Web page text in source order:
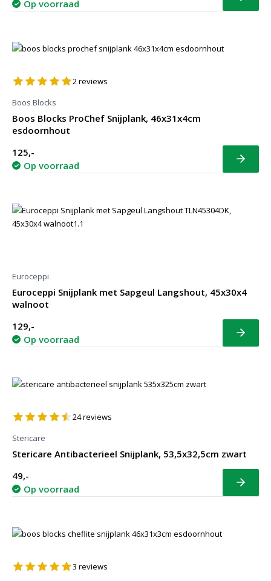
Op voorraad
2reviews
Boos Blocks
Boos Blocks ProChef Snijplank, 46x31x4cm
esdoornhout
125,-
Op voorraad
Bekijk
Euroceppi
Euroceppi Snijplank met Sapgeul Langshout, 45x30x4
walnoot
129,-
Op voorraad
Bekijk
24reviews
Stericare
Stericare Antibacterieel Snijplank, 53,5x32,5cm zwart
49,-
Op voorraad
Bekijk
3 reviews